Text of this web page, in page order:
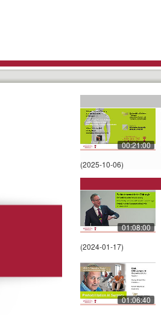
00:21:00
(2025-10-06)
01:08:00
(2024-01-17)
01:06:40